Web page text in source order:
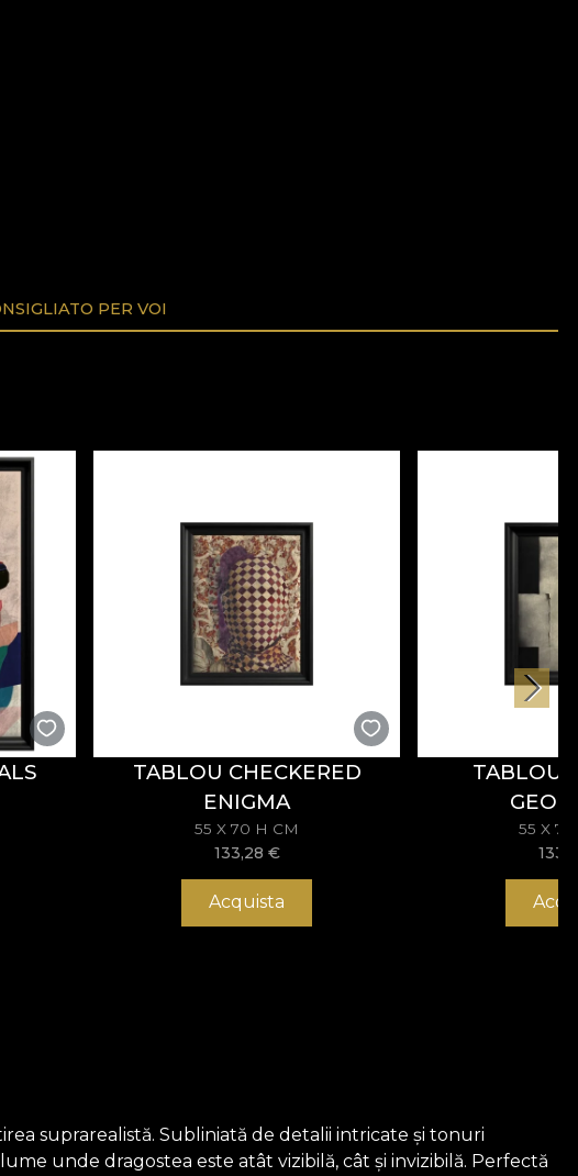
PER VOI
TABLOU CHECKERED
ENIGMA
55 X 70 H CM
133,28 €
Acquista
TABLOU
55 X
suprarealistă. Subliniată de detalii intricate și tonuri
unde dragostea este atât vizibilă, cât și invizibilă. Perfectă